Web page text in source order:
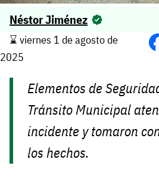
Néstor Jiménez
⌛️ viernes 1 de agosto de
2025
Elementos de
Tránsito Municipal
incidente y tomaron
los hechos.